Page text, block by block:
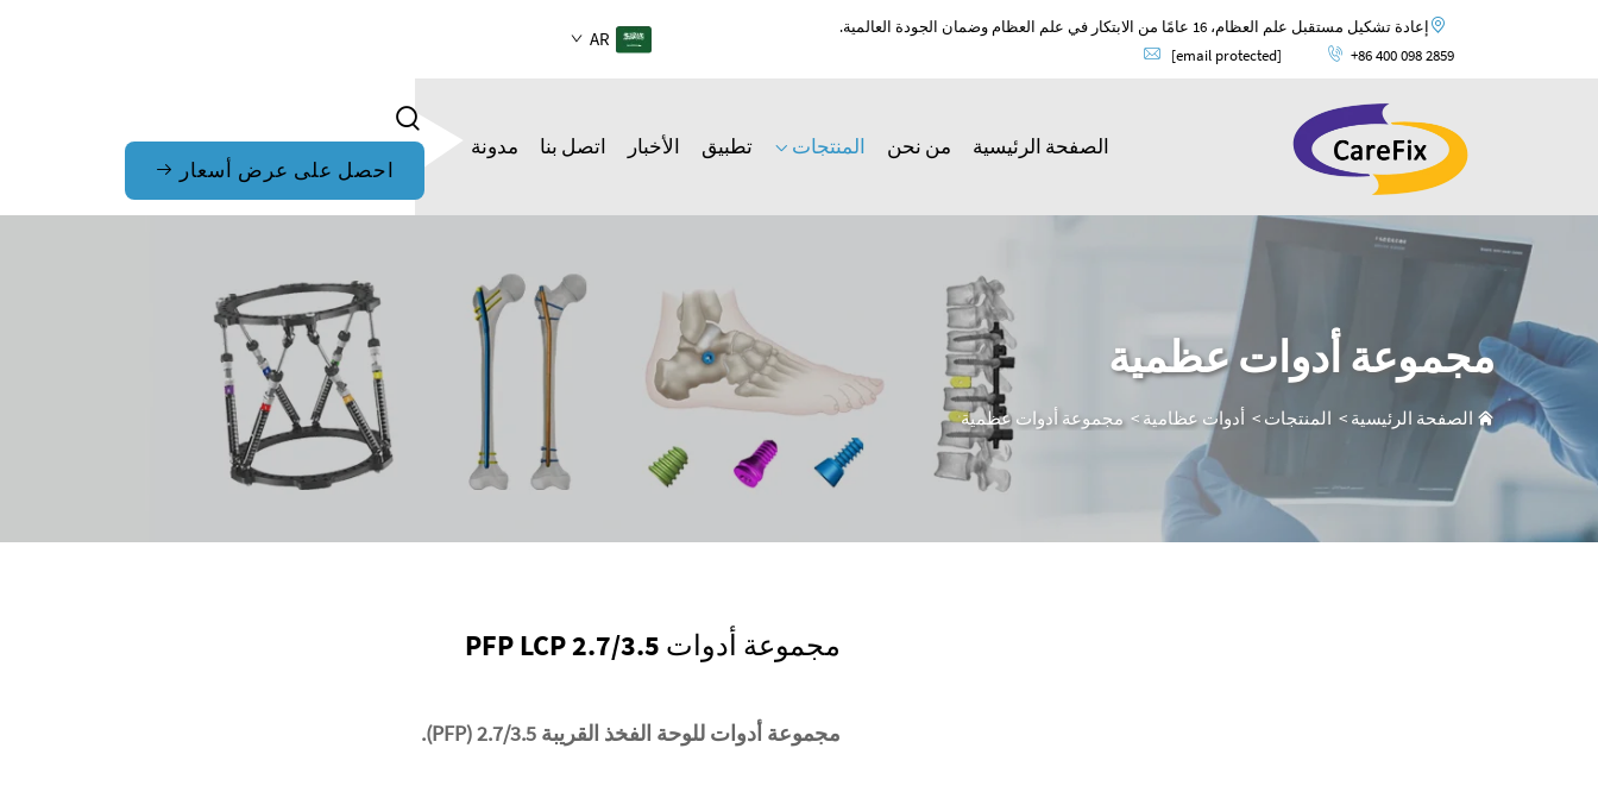
إعادة تشكيل مستقبل علم العظام، 16 عامًا من الابتكار في علم العظام وضمان الجودة العالمية.
+86 400 098 2859
[email protected]
AR
الصفحة الرئيسية من نحن المنتجات تطبيق الأخبار اتصل بنا
مدونة
احصل على عرض أسعار
مجموعة أدوات عظمية
الصفحة الرئيسية > المنتجات > أدوات عظامية > مجموعة أدوات عظمية
مجموعة أدوات PFP LCP 2.7/3.5
مجموعة أدوات للوحة الفخذ القريبة 2.7/3.5 (PFP).